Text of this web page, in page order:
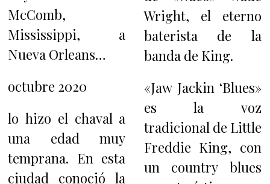
McComb,
Mississippi, a
Nueva Orleans…
octubre 2020
lo hizo el chaval a
una edad muy
temprana. En esta
ciudad conoció la
Wright, el eterno
baterista de la
banda de King.
«Jaw Jackin ‘Blues»
es la voz
tradicional de Little
Freddie King, con
un country blues